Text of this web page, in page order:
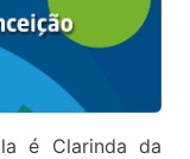
é Clarinda da